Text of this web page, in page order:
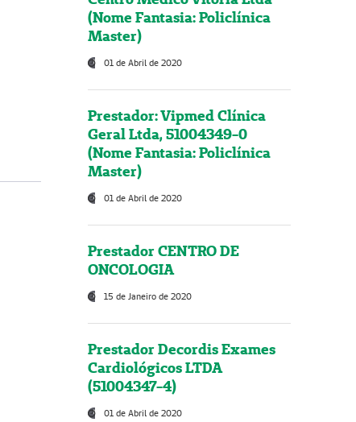
(Nome Fantasia: Policlínica
Master)
01 de Abril de 2020
Prestador: Vipmed Clínica
Geral Ltda, 51004349-0
(Nome Fantasia: Policlínica
Master)
01 de Abril de 2020
Prestador CENTRO DE
ONCOLOGIA
15 de Janeiro de 2020
Prestador Decordis Exames
Cardiológicos LTDA
(51004347-4)
01 de Abril de 2020